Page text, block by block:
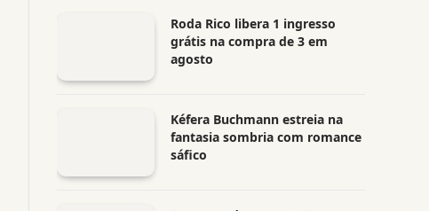
Roda Rico libera 1 ingresso
grátis na compra de 3 em
agosto
Kéfera Buchmann estreia na
fantasia sombria com romance
sáfico